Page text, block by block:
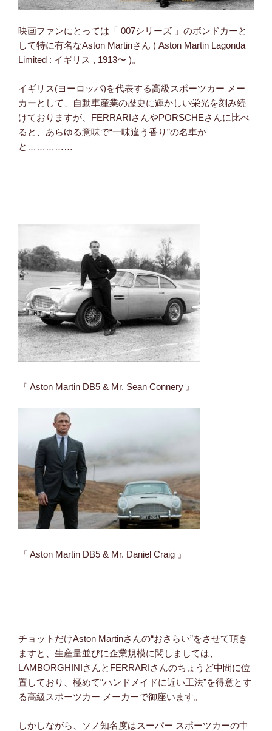
映画ファンにとっては「 007シリーズ 」のボンドカーと
して特に有名なAston Martinさん ( Aston Martin Lagonda
Limited : イギリス , 1913〜 )。
イギリス(ヨーロッパ)を代表する高級スポーツカー メー
カーとして、自動車産業の歴史に輝かしい栄光を刻み続
けておりますが、FERRARIさんやPORSCHEさんに比べ
ると、あらゆる意味で“一味違う香り”の名車か
と……………
『 Aston Martin DB5 & Mr. Sean Connery 』
『 Aston Martin DB5 & Mr. Daniel Craig 』
チョットだけAston Martinさんの“おさらい”をさせて頂き
ますと、生産量並びに企業規模に関しましては、
LAMBORGHINIさんとFERRARIさんのちょうど中間に位
置しており、極めて“ハンドメイドに近い工法”を得意とす
る高級スポーツカー メーカーで御座います。
しかしながら、ソノ知名度はスーパー スポーツカーの中